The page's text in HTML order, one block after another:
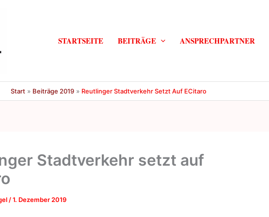
STARTSEITE BEITRÄGE ANSPRECHPARTNER
Start Beiträge 2019 Reutlinger Stadtverkehr Setzt Auf ECitaro
Stadtverkehr setzt auf
/1. Dezember 2019